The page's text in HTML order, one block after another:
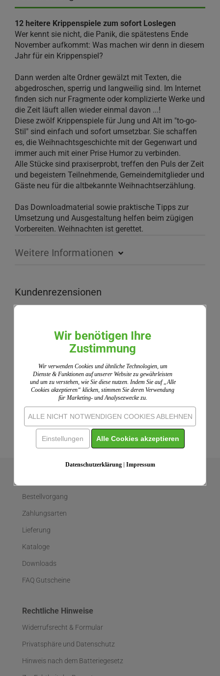
12 heitere Krippenspiele zum sofort Loslegen
Wer kennt sie nicht, die Panik, die spätestens Ende
November aufkommt: Was machen wir denn in diesem
Jahr für ein Krippenspiel?
Dann werden alte Ordner gewälzt mit Texten, die
abgedroschen, sperrig und langweilig sind. Im Internet
finden sich nur Fragmente oder komplizierte Werke und
die Zeit läuft allen wieder einmal davon ...!
Diese zwölf Krippenspiele für Jung und Alt im "to-go-
Stil" sind einfach und sofort umsetzbar. Sie schaffen
es, die Weihnachtsgeschichte mit der Gegenwart und
immer auch mit einer Prise Humor zu verbinden.
Alle Stücke sind praxiserprobt, treffen den Puls der Zeit
und begeistern Teilnehmende, Gemeindemitglieder und
Gäste neu für die altbekannte Weihnachtserzählung.
Das Downloadmaterial sowie praktische Tipps zur
Umsetzung und Ausgestaltung helfen beim zügigen
Vorbereiten. Weihnachten ist gerettet.
Weitere Informationen
Kundenrezensionen
Leider sind noch keine Bewertungen vorhanden. Seien
Wir nutzen ShopVote als unabhängigen Dienstleister
für die Einholung von Bewertungen. ShopVote hat
Maßnahmen getroffen, um sicherzustellen, dass es
sich um echte Bewertungen handelt.Mehr
Informationen
IHRE MEINUNG
Bestellvorgang
Zahlungsarten
Lieferung
Kataloge
Downloads
FAQ Gutscheine
Rechtliche Hinweise
Widerrufsrecht & Formular
Privatsphäre und Datenschutz
Hinweis nach dem Batteriegesetz
Wir benötigen Ihre
Zustimmung
Wir verwenden Cookies und ähnliche Technologien, um
Dienste & Funktionen auf unserer Website zu gewährleisten
und um zu verstehen, wie Sie diese nutzen. Indem Sie auf „Alle
Cookies akzeptieren“ klicken, stimmen Sie deren Verwendung
für Marketing- und Analysezwecke zu.
ALLE NICHT NOTWENDIGEN COOKIES ABLEHNEN
Einstellungen Alle Cookies akzeptieren
Datenschutzerklärung| Impressum